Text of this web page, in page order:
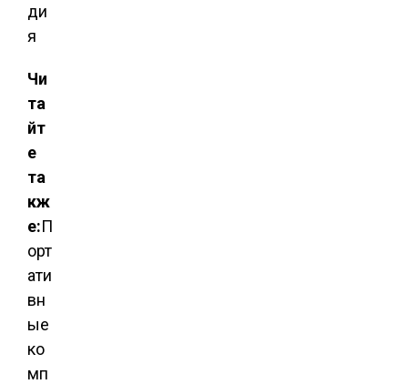
ди
я
Чи
та
йт
е
та
кж
е:П
орт
ати
вн
ые
ко
мп